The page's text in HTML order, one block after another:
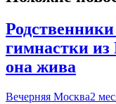
гимнастки из
она жива
Вечерняя Москва2